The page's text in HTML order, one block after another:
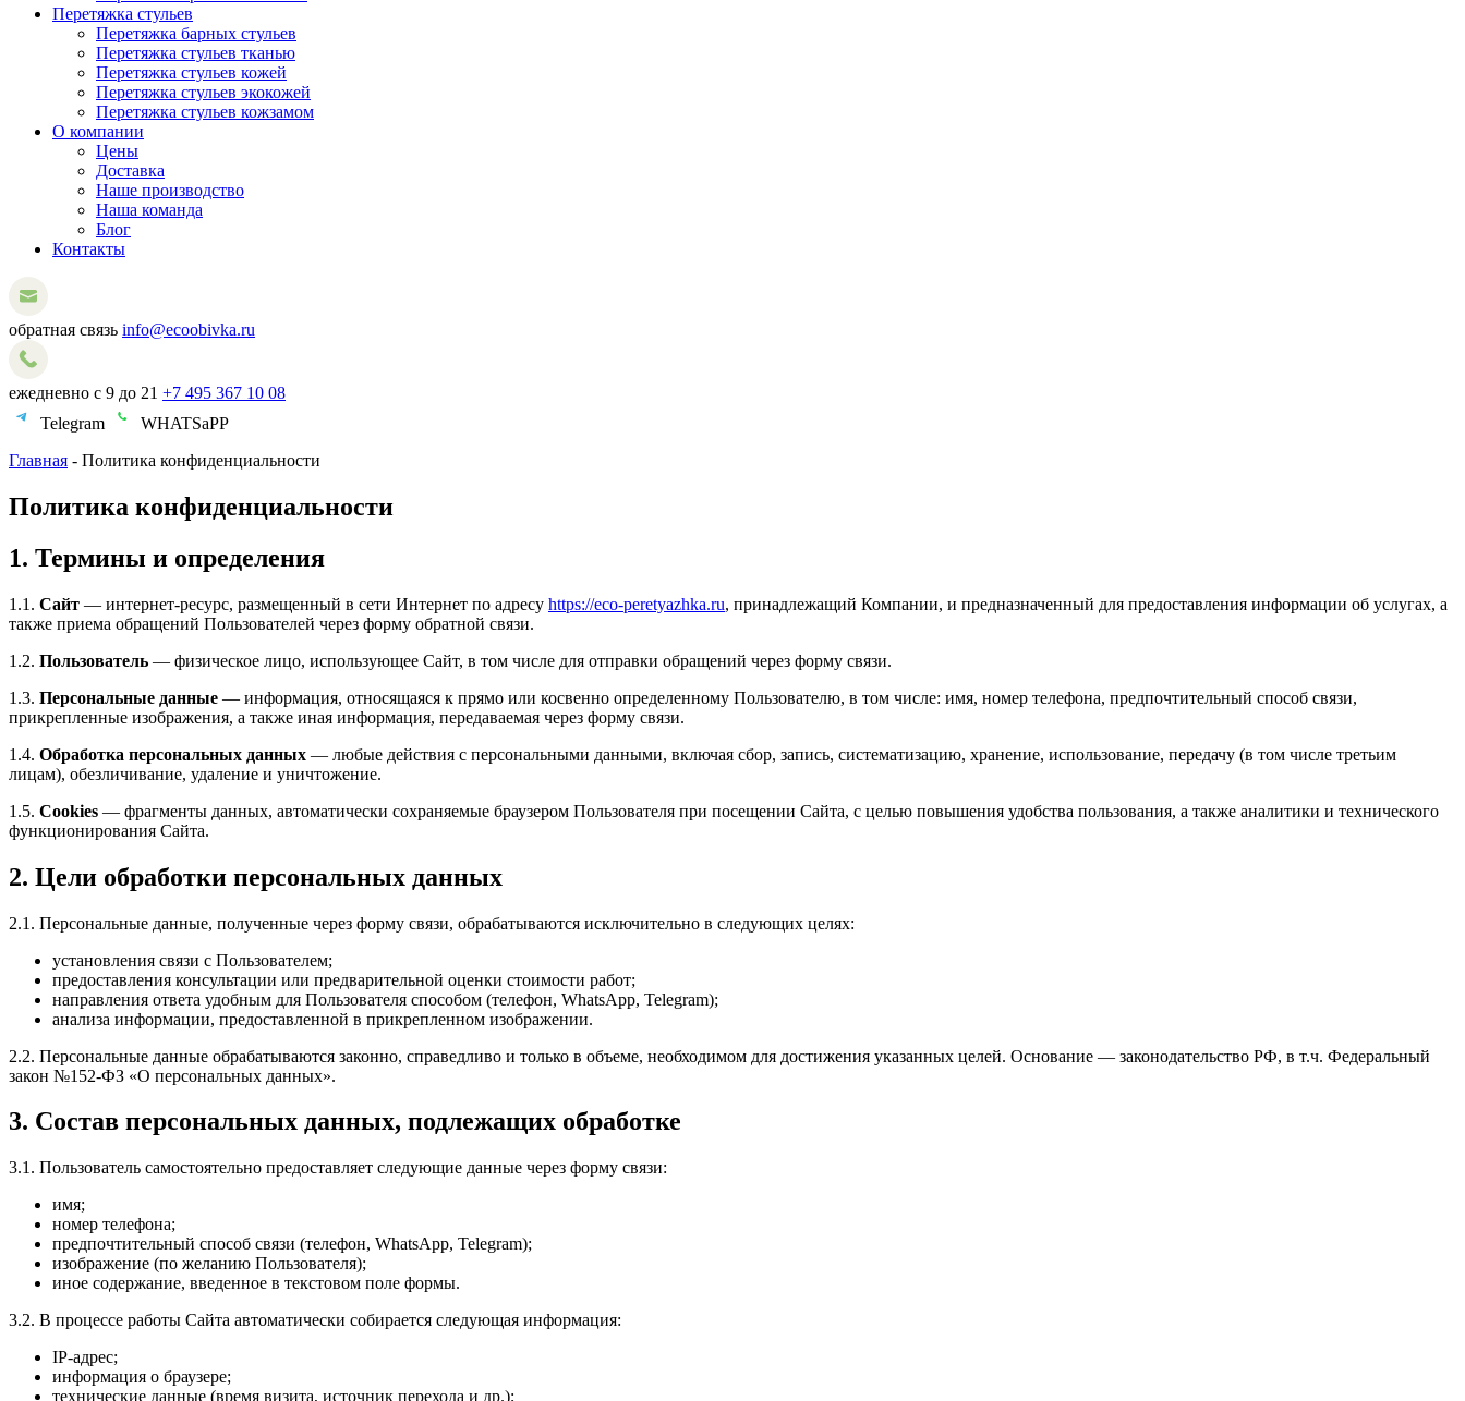
Перетяжка стульев
Перетяжка барных стульев
Перетяжка стульев тканью
Перетяжка стульев кожей
Перетяжка стульев экокожей
Перетяжка стульев кожзамом
О компании
Цены
Доставка
Наше производство
Наша команда
Блог
Контакты
обратная связь info@ecoobivka.ru
ежедневно с 9 до 21 +7 495 367 10 08
Telegram
WHATSaPP
Главная - Политика конфиденциальности
Политика конфиденциальности
1. Термины и определения
1.1. Сайт — интернет-ресурс, размещенный в сети Интернет по адресу https://eco-peretyazhka.ru, принадлежащий Компании, и предназначенный для предоставления информации об услугах, а
также приема обращений Пользователей через форму обратной связи.
1.2. Пользователь — физическое лицо, использующее Сайт, в том числе для отправки обращений через форму связи.
1.3. Персональные данные — информация, относящаяся к прямо или косвенно определенному Пользователю, в том числе: имя, номер телефона, предпочтительный способ связи,
прикрепленные изображения, а также иная информация, передаваемая через форму связи.
1.4. Обработка персональных данных — любые действия с персональными данными, включая сбор, запись, систематизацию, хранение, использование, передачу (в том числе третьим
лицам), обезличивание, удаление и уничтожение.
1.5. Cookies — фрагменты данных, автоматически сохраняемые браузером Пользователя при посещении Сайта, с целью повышения удобства пользования, а также аналитики и технического
функционирования Сайта.
2. Цели обработки персональных данных
2.1. Персональные данные, полученные через форму связи, обрабатываются исключительно в следующих целях:
установления связи с Пользователем;
предоставления консультации или предварительной оценки стоимости работ;
направления ответа удобным для Пользователя способом (телефон, WhatsApp, Telegram);
анализа информации, предоставленной в прикрепленном изображении.
2.2. Персональные данные обрабатываются законно, справедливо и только в объеме, необходимом для достижения указанных целей. Основание — законодательство РФ, в т.ч. Федеральный
закон №152-ФЗ «О персональных данных».
3. Состав персональных данных, подлежащих обработке
3.1. Пользователь самостоятельно предоставляет следующие данные через форму связи:
имя;
номер телефона;
предпочтительный способ связи (телефон, WhatsApp, Telegram);
изображение (по желанию Пользователя);
иное содержание, введенное в текстовом поле формы.
3.2. В процессе работы Сайта автоматически собирается следующая информация:
IP-адрес;
информация о браузере;
технические данные (время визита, источник перехода и др.);